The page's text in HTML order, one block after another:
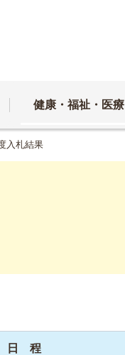
健康・福祉・医療
入札結果
日 程